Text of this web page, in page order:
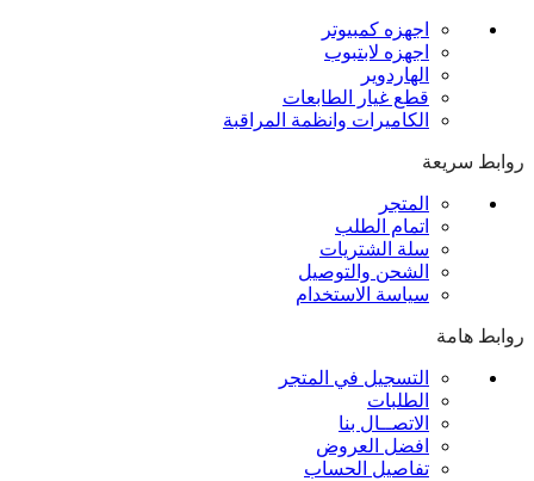
اجهزه كمبيوتر
اجهزه لابتبوب
الهاردوير
قطع غيار الطابعات
الكاميرات وانظمة المراقبة
روابط سريعة
المتجر
اتمام الطلب
سلة الشتريات
الشحن والتوصيل
سياسة الاستخدام
روابط هامة
التسجيل في المتجر
الطلبات
الاتصــال بنا
افضل العروض
تفاصيل الحساب